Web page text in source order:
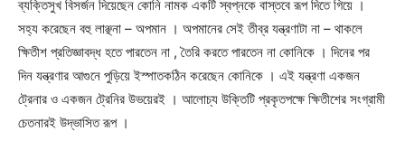
ব্যক্তিসুখ বিসর্জন দিয়েছেন কোনি নামক একটি স্বপ্নকে বাস্তবে রূপ দিতে গিয়ে ।
সহ্য করেছেন বহু লাঞ্ছনা – অপমান । অপমানের সেই তীব্র যন্ত্রণাটা না – থাকলে
ক্ষিতীশ প্রতিজ্ঞাবদ্ধ হতে পারতেন না , তৈরি করতে পারতেন না কোনিকে । দিনের পর
দিন যন্ত্রণার আগুনে পুড়িয়ে ইস্পাতকঠিন করেছেন কোনিকে । এই যন্ত্রণা একজন
ট্রেনার ও একজন ট্রেনির উভয়েরই । আলোচ্য উক্তিটি প্রকৃতপক্ষে ক্ষিতীশের সংগ্রামী
চেতনারই উদ্ভাসিত রূপ ।